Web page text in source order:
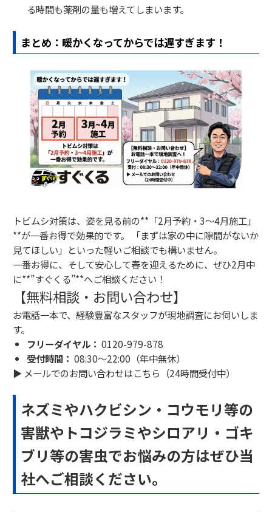
る時間も薬剤の量も増えてしまいます。
まとめ：暖かくなってからでは遅すぎます！
トビムシ対策は、姿を見る前の**「2月予約・3〜4月施工」
**が一番お得で効果的です。 「まずは家の中に隙間がないか
見てほしい」といった軽いご相談でも構いません。
一番お得に、そして安心して春を迎えるために、ぜひ2月中
に**”すぐくる”**へご相談ください！
【無料相談・お問い合わせ】
お電話一本で、経験豊富なスタッフが現地調査にお伺いしま
す。
フリーダイヤル： 0120-979-878
受付時間： 08:30〜22:00（年中無休）
▶ メールでのお問い合わせはこちら（24時間受付中）
ネズミやハクビシン・コウモリ等の
害獣やトコジラミやシロアリ・ゴキ
ブリ等の害虫でお悩みの方はぜひ当
社へご相談ください。